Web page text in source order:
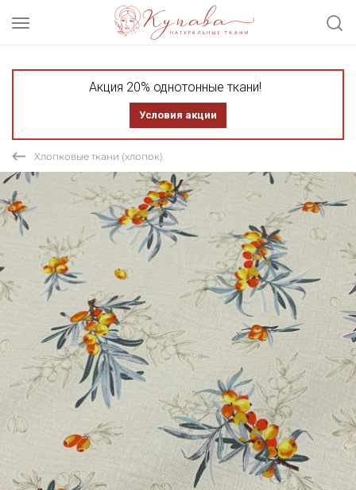
Акция 20% однотонные ткани!
Условия акции
Хлопковые ткани (хлопок)